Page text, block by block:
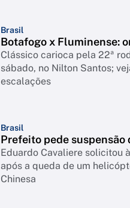
Brasil
Botafogo x Fluminense:
Clássico carioca pela 22ª
sábado, no Nilton Santos;
escalações
Brasil
Prefeito pede suspensão
Eduardo Cavaliere solicitou
após a queda de um
Chinesa